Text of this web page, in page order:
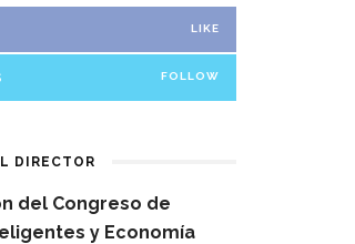
LIKE
FOLLOW
DIRECTOR
del Congreso de
y Economía